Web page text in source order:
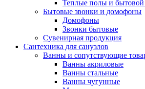
Теплые полы и бытовой
Бытовые звонки и домофоны
Домофоны
Звонки бытовые
Сувенирная продукция
Сантехника для санузлов
Ванны и сопутствующие
Ванны акриловые
Ванны стальные
Ванны чугунные